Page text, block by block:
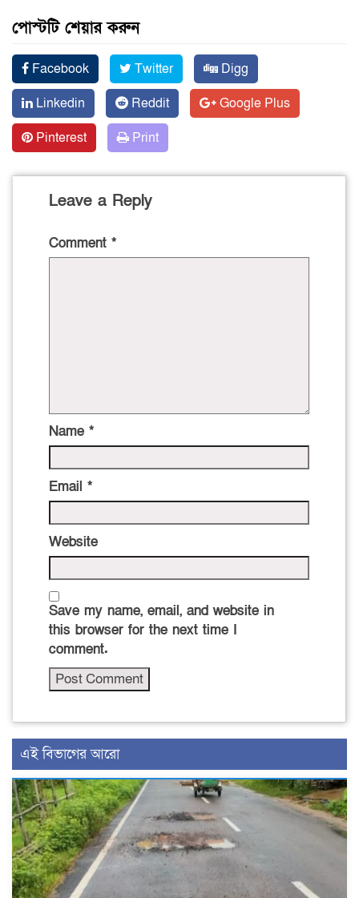
পোস্টটি শেয়ার করুন
Facebook Twitter
Digg
Linkedin
Reddit
Google Plus
Pinterest
Print
Leave a Reply
Comment *
Name *
Email *
Website
Save my name, email, and website in
this browser for the next time I
comment.
এই বিভাগের আরো